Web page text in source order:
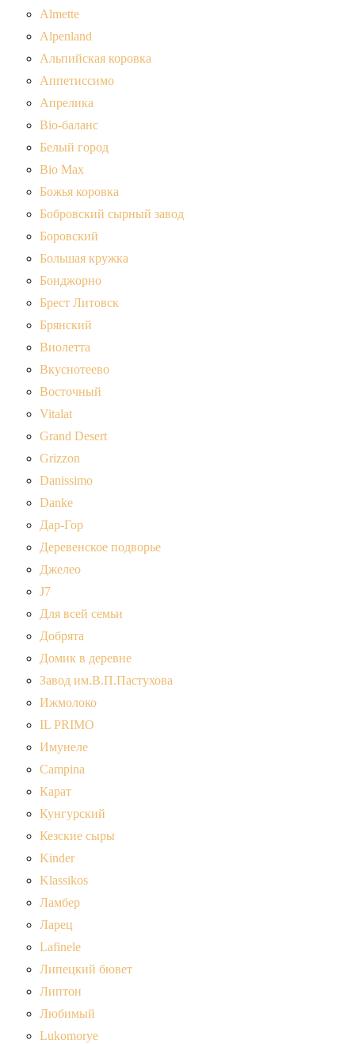
Almette
Alpenland
Альпийская коровка
Аппетиссимо
Апрелика
Bio-баланс
Белый город
Bio Max
Божья коровка
Бобровский сырный завод
Боровский
Большая кружка
Бонджорно
Брест Литовск
Брянский
Виолетта
Вкуснотеево
Восточный
Vitalat
Grand Desert
Grizzon
Danissimo
Danke
Дар-Гор
Деревенское подворье
Джелео
J7
Для всей семьи
Добрята
Домик в деревне
Завод им.В.П.Пастухова
Ижмолоко
IL PRIMO
Имунеле
Campina
Карат
Кунгурский
Кезские сыры
Kinder
Klassikos
Ламбер
Ларец
Lafinele
Липецкий бювет
Липтон
Любимый
Lukomorye